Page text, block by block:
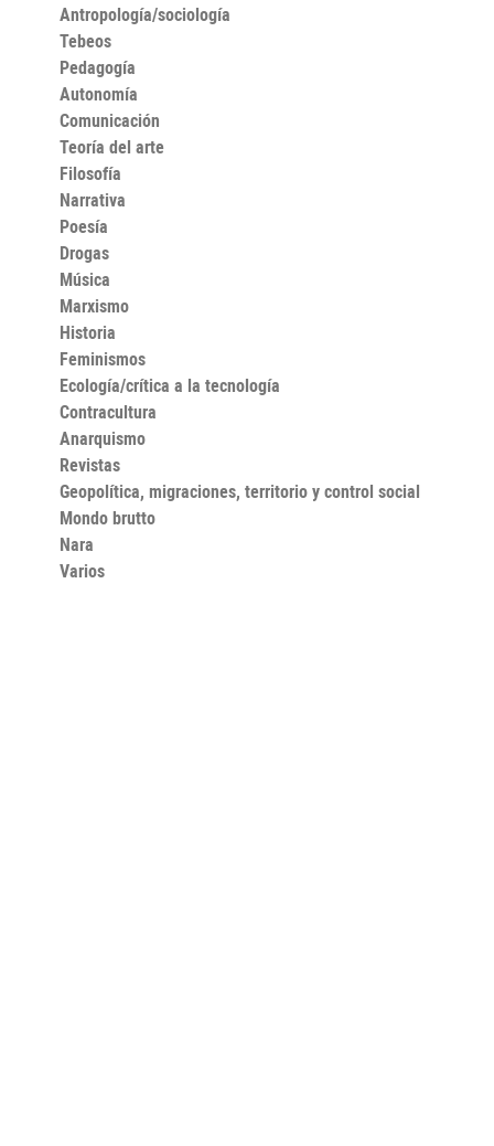
Antropología/sociología
Tebeos
Pedagogía
Autonomía
Comunicación
Teoría del arte
Filosofía
Narrativa
Poesía
Drogas
Música
Marxismo
Historia
Feminismos
Ecología/crítica a la tecnología
Contracultura
Anarquismo
Revistas
Geopolítica, migraciones, territorio y control social
Mondo brutto
Nara
Varios